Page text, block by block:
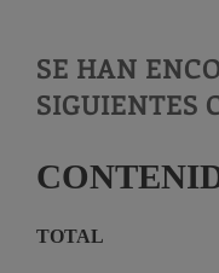
principalSE HAN
SIGUIENTES
TOTAL